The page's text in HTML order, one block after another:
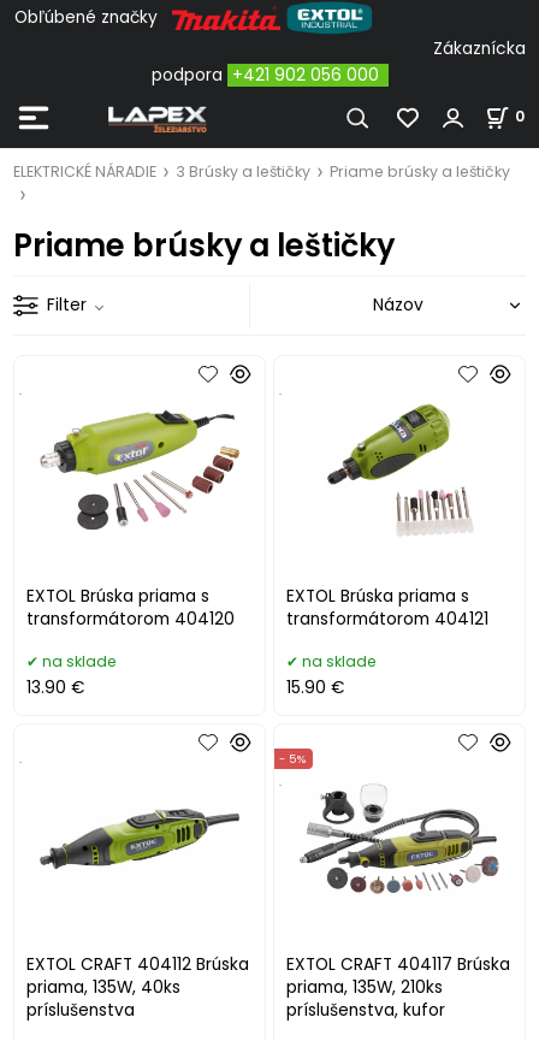
Obľúbené značky
Zákaznícka
podpora +421 902 056 000
0
ELEKTRICKÉ NÁRADIE 3 Brúsky a leštičky Priame brúsky a leštičky
Priame brúsky a leštičky
Filter
EXTOL Brúska priama s
transformátorom 404120
.
na sklade
13.90 €
EXTOL Brúska priama s
transformátorom 404121
.
na sklade
15.90 €
EXTOL CRAFT 404112 Brúska
priama, 135W, 40ks
príslušenstva
.
EXTOL CRAFT 404117 Brúska
priama, 135W, 210ks
príslušenstva, kufor
- 5%
.